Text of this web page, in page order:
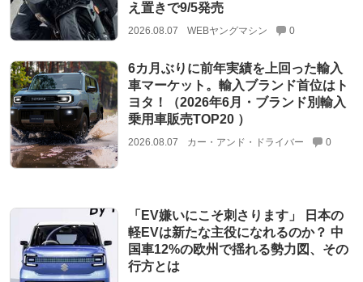
え置きで9/5発売
2026.08.07 WEBヤングマシン 0
6カ月ぶりに前年実績を上回った輸入
車マーケット。輸入ブランド首位はト
ヨタ！（2026年6月・ブランド別輸入
乗用車販売TOP20 ）
2026.08.07 カー・アンド・ドライバー 0
「EV嫌いにこそ刺さります」 日本の
軽EVは新たな主役になれるのか？ 中
国車12%の欧州で揺れる勢力図、その
行方とは